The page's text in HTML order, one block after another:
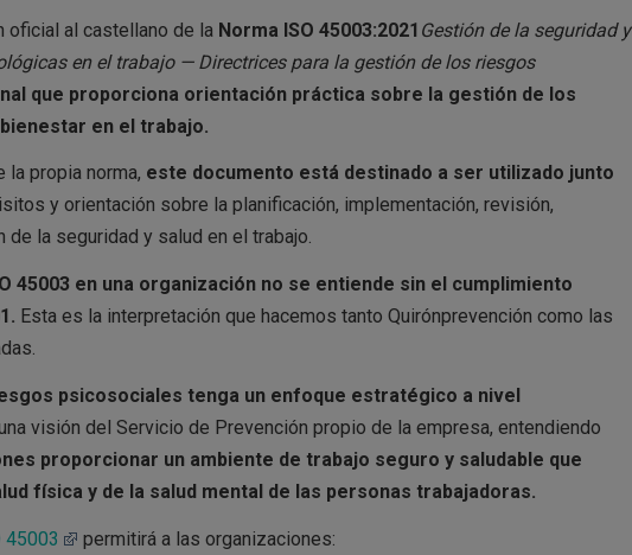
oficial al castellano de la Norma ISO 45003:2021 Gestión de la seguridad y
en el trabajo — Directrices para la gestión de los riesgos
que proporciona orientación práctica sobre la gestión de los
en el trabajo.
la propia norma, este documento está destinado a ser utilizado junto
y orientación sobre la planificación, implementación, revisión,
la seguridad y salud en el trabajo.
45003 en una organización no se entiende sin el cumplimiento
Esta es la interpretación que hacemos tanto Quirónprevención como las
psicosociales tenga un enfoque estratégico a nivel
visión del Servicio de Prevención propio de la empresa, entendiendo
proporcionar un ambiente de trabajo seguro y saludable que
física y de la salud mental de las personas trabajadoras.
45003
permitirá a las organizaciones: